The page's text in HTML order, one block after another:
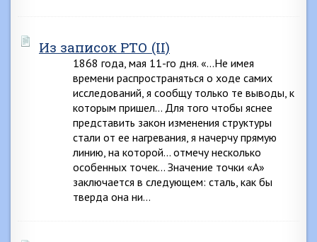
Из записок РТО (II)
1868 года, мая 11-го дня. «…Не имея
времени распространяться о ходе самих
исследований, я сообщу только те выводы, к
которым пришел… Для того чтобы яснее
представить закон изменения структуры
стали от ее нагревания, я начерчу прямую
линию, на которой… отмечу несколько
особенных точек… Значение точки «А»
заключается в следующем: сталь, как бы
тверда она ни…